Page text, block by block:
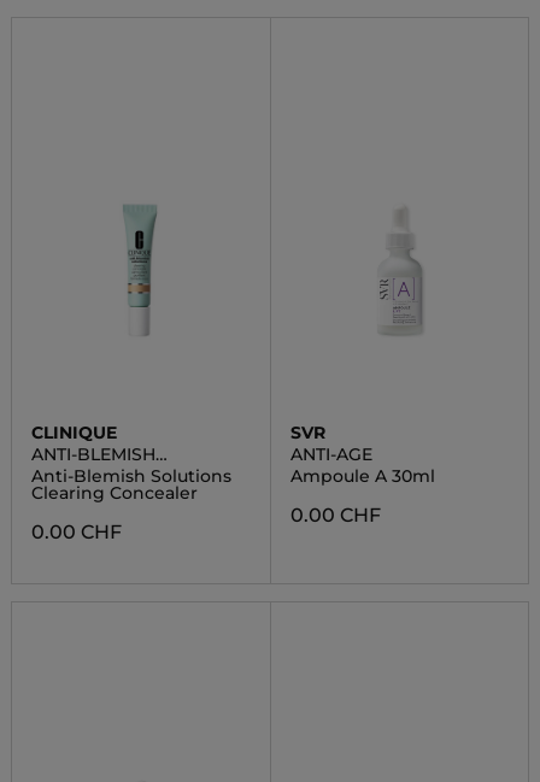
CLINIQUE
ANTI-BLEMISH
SOLUTIONS
Anti-Blemish Solutions
Clearing Concealer
0.00 CHF
SVR
ANTI-AGE
Ampoule A 30ml
0.00 CHF